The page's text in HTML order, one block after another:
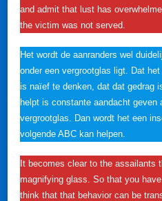
and admit that lust has
the victim was not served.
Het wordt de aanranders wel
onder een vergrootglas ligt. Dat
is naïef te denken, dat dat gedrag
helpt is constante aandacht geven
vergrootglas. Dan wordt het een
volgende ABC kan helpen.
It becomes clear to the assailants
magnifying glass. So that you
think that that behavior can be